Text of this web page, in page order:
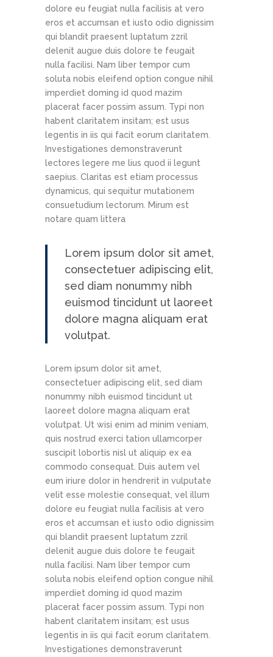
dolore eu feugiat nulla facilisis at vero
eros et accumsan et iusto odio dignissim
qui blandit praesent luptatum zzril
delenit augue duis dolore te feugait
nulla facilisi. Nam liber tempor cum
soluta nobis eleifend option congue nihil
imperdiet doming id quod mazim
placerat facer possim assum. Typi non
habent claritatem insitam; est usus
legentis in iis qui facit eorum claritatem.
Investigationes demonstraverunt
lectores legere me lius quod ii legunt
saepius. Claritas est etiam processus
dynamicus, qui sequitur mutationem
consuetudium lectorum. Mirum est
notare quam littera
Lorem ipsum dolor sit amet,
consectetuer adipiscing elit,
sed diam nonummy nibh
euismod tincidunt ut laoreet
dolore magna aliquam erat
volutpat.
Lorem ipsum dolor sit amet,
consectetuer adipiscing elit, sed diam
nonummy nibh euismod tincidunt ut
laoreet dolore magna aliquam erat
volutpat. Ut wisi enim ad minim veniam,
quis nostrud exerci tation ullamcorper
suscipit lobortis nisl ut aliquip ex ea
commodo consequat. Duis autem vel
eum iriure dolor in hendrerit in vulputate
velit esse molestie consequat, vel illum
dolore eu feugiat nulla facilisis at vero
eros et accumsan et iusto odio dignissim
qui blandit praesent luptatum zzril
delenit augue duis dolore te feugait
nulla facilisi. Nam liber tempor cum
soluta nobis eleifend option congue nihil
imperdiet doming id quod mazim
placerat facer possim assum. Typi non
habent claritatem insitam; est usus
legentis in iis qui facit eorum claritatem.
Investigationes demonstraverunt